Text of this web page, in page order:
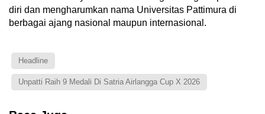
diri dan mengharumkan nama Universitas Pattimura di
berbagai ajang nasional maupun internasional.
Headline
Unpatti Raih 9 Medali Di Satria Airlangga Cup X 2026